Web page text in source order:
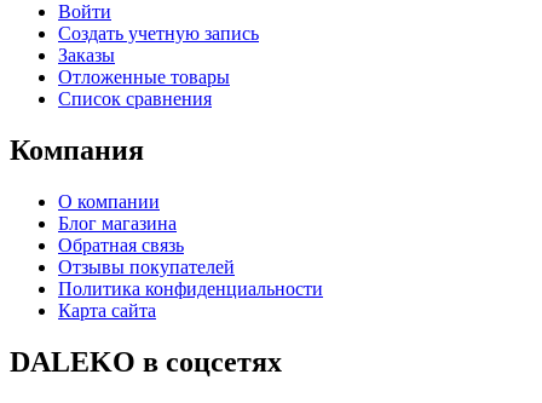
Войти
Создать учетную запись
Заказы
Отложенные товары
Список сравнения
Компания
О компании
Блог магазина
Обратная связь
Отзывы покупателей
Политика конфиденциальности
Карта сайта
DALEKO в соцсетях